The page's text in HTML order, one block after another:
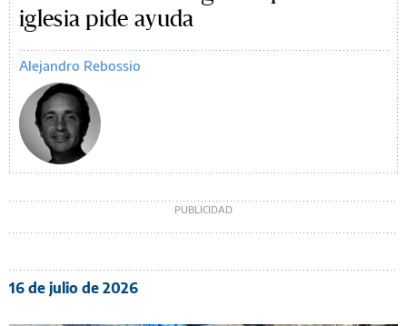
iglesia pide ayuda
Alejandro Rebossio
16 de julio de 2026